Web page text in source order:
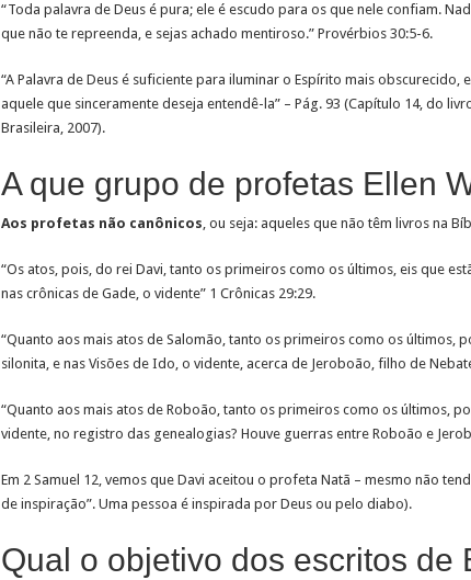
“Toda palavra de Deus é pura; ele é escudo para os que nele confiam.
que não te repreenda, e sejas achado mentiroso.” Provérbios 30:5-6.
“A Palavra de Deus é suficiente para iluminar o Espírito mais
aquele que sinceramente deseja entendê-la” – Pág. 93 (Capítulo 14, do
Brasileira, 2007).
A que grupo de profetas Ellen
Aos profetas não canônicos, ou seja: aqueles que não têm livros na
“Os atos, pois, do rei Davi, tanto os primeiros como os últimos, eis que
nas crônicas de Gade, o vidente” 1 Crônicas 29:29.
“Quanto aos mais atos de Salomão, tanto os primeiros como os últimos,
silonita, e nas Visões de Ido, o vidente, acerca de Jeroboão, filho de
“Quanto aos mais atos de Roboão, tanto os primeiros como os últimos,
vidente, no registro das genealogias? Houve guerras entre Roboão e
Em 2 Samuel 12, vemos que Davi aceitou o profeta Natã – mesmo não
de inspiração”. Uma pessoa é inspirada por Deus ou pelo diabo).
Qual o objetivo dos escritos